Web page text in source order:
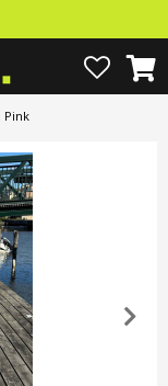
Pink